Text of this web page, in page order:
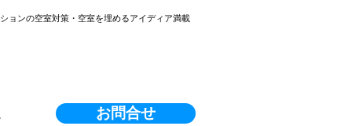
ョンの空室対策・空室を埋めるアイディア満載
お問合せ